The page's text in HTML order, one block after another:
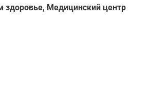
здоровье, Медицинский центр